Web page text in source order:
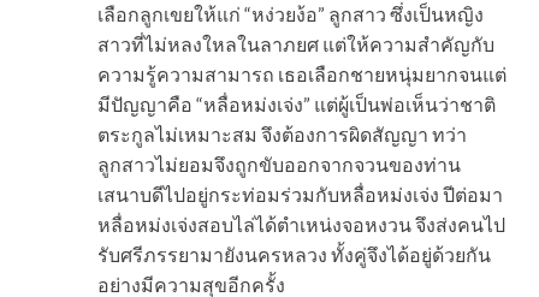
เลือกลูกเขยให้แก่ “หง่วยง้อ” ลูกสาว ซึ่งเป็นหญิง
สาวที่ไม่หลงใหลในลาภยศ แต่ให้ความสำคัญกับ
ความรู้ความสามารถ เธอเลือกชายหนุ่มยากจนแต่
มีปัญญาคือ “หลื่อหม่งเจ่ง” แต่ผู้เป็นพ่อเห็นว่าชาติ
ตระกูลไม่เหมาะสม จึงต้องการผิดสัญญา ทว่า
ลูกสาวไม่ยอมจึงถูกขับออกจากจวนของท่าน
เสนาบดีไปอยู่กระท่อมร่วมกับหลื่อหม่งเจ่ง ปีต่อมา
หลื่อหม่งเจ่งสอบไล่ได้ตำเหน่งจอหงวน จึงส่งคนไป
รับศรีภรรยามายังนครหลวง ทั้งคู่จึงได้อยู่ด้วยกัน
อย่างมีความสุขอีกครั้ง